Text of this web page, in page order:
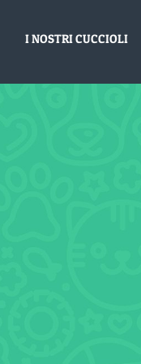
I NOSTRI CUCCIOLI